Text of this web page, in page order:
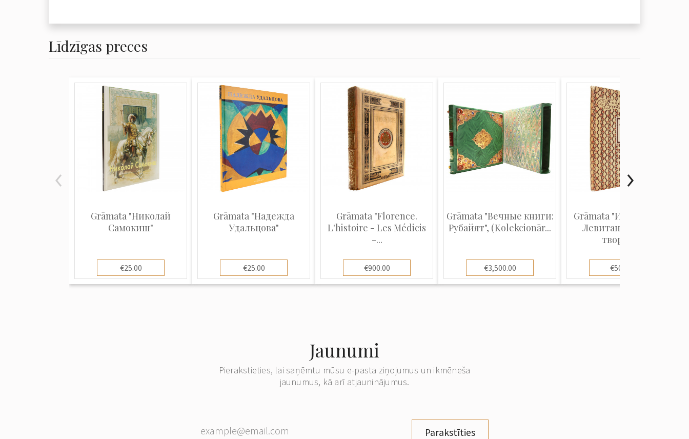
Līdzīgas preces
Grāmata "Николай
Самокиш"
€25.00
Grāmata "Надежда
Удальцова"
€25.00
Grāmata "Florence.
L'histoire - Les Médicis
-...
€900.00
Grāmata "Вечные книги:
Рубайят", (Kolekcionār...
€3,500.00
Grāmata "Исаак Ильич
Левитан. Жизнь и
творчес...
€500.00
Jaunumi
Pierakstieties, lai saņēmtu mūsu e-pasta ziņojumus un ikmēneša
jaunumus, kā arī atjauninājumus.
Parakstīties